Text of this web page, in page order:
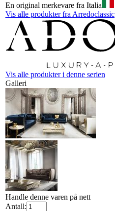
En original merkevare fra Italia
Vis alle produkter fra Arredoclassic
Vis alle produkter i denne serien
Galleri
Handle denne varen på nett
Antall: